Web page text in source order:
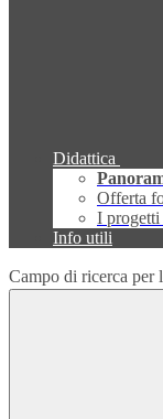
Didattica
Offerta
I progetti
Info utili
Campo di ricerca per